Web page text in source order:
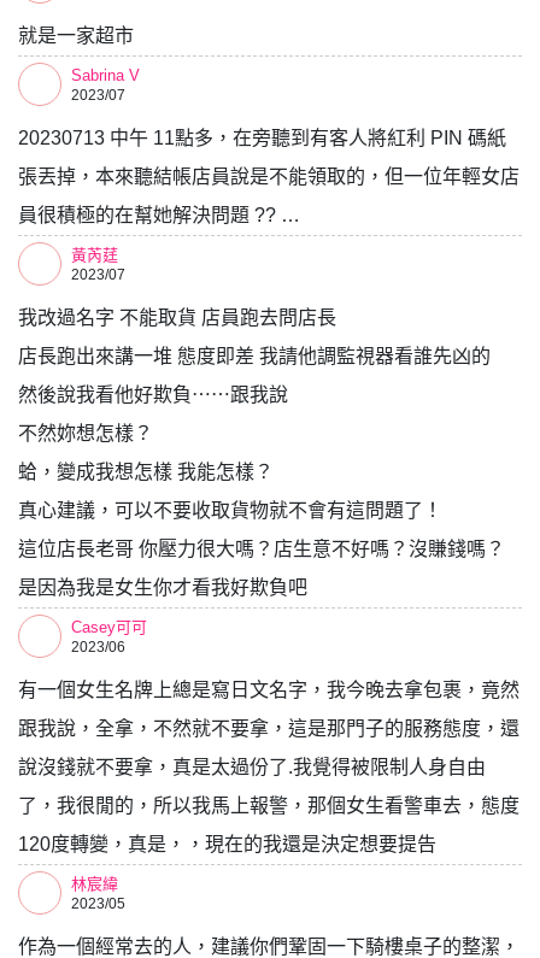
就是一家超市
Sabrina V
2023/07
20230713 中午 11點多，在旁聽到有客人將紅利 PIN 碼紙
張丟掉，本來聽結帳店員說是不能領取的，但一位年輕女店
員很積極的在幫她解決問題 ?? …
黃芮莛
2023/07
我改過名字 不能取貨 店員跑去問店長
店長跑出來講一堆 態度即差 我請他調監視器看誰先凶的
然後說我看他好欺負⋯⋯跟我說
不然妳想怎樣？
蛤，變成我想怎樣 我能怎樣？
真心建議，可以不要收取貨物就不會有這問題了！
這位店長老哥 你壓力很大嗎？店生意不好嗎？沒賺錢嗎？
是因為我是女生你才看我好欺負吧
Casey可可
2023/06
有一個女生名牌上總是寫日文名字，我今晚去拿包裹，竟然
跟我說，全拿，不然就不要拿，這是那門子的服務態度，還
說沒錢就不要拿，真是太過份了.我覺得被限制人身自由
了，我很閒的，所以我馬上報警，那個女生看警車去，態度
120度轉變，真是，，現在的我還是決定想要提告
林宸緯
2023/05
作為一個經常去的人，建議你們鞏固一下騎樓桌子的整潔，